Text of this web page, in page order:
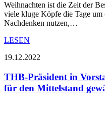
Weihnachten ist die Zeit der
viele kluge Köpfe die Tage um
Nachdenken nutzen,…
LESEN
19.12.2022
THB-Präsident in
für den Mittelstand